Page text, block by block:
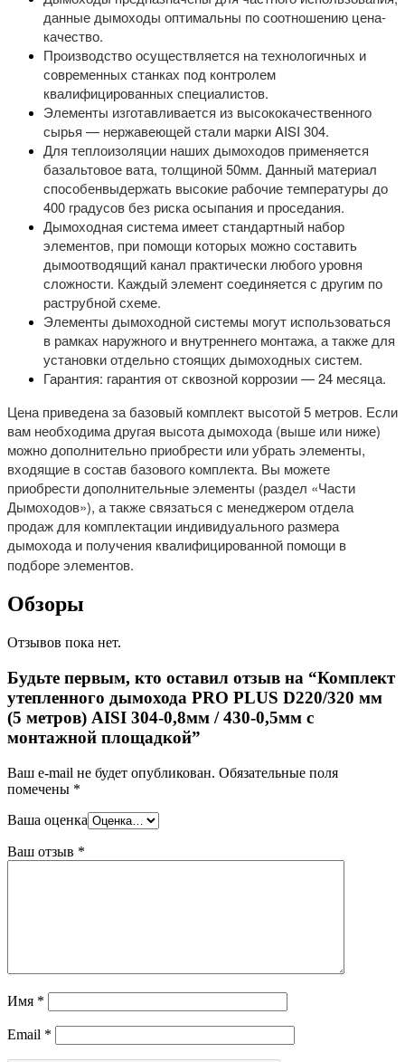
данные дымоходы оптимальны по соотношению цена-
качество.
Производство осуществляется на технологичных и
современных станках под контролем
квалифицированных специалистов.
Элементы изготавливается из высококачественного
сырья — нержавеющей стали марки AISI 304.
Для теплоизоляции наших дымоходов применяется
базальтовое вата, толщиной 50мм. Данный материал
способенвыдержать высокие рабочие температуры до
400 градусов без риска осыпания и проседания.
Дымоходная система имеет стандартный набор
элементов, при помощи которых можно составить
дымоотводящий канал практически любого уровня
сложности. Каждый элемент соединяется с другим по
раструбной схеме.
Элементы дымоходной системы могут использоваться
в рамках наружного и внутреннего монтажа, а также для
установки отдельно стоящих дымоходных систем.
Гарантия: гарантия от сквозной коррозии — 24 месяца.
Цена приведена за базовый комплект высотой 5 метров. Если
вам необходима другая высота дымохода (выше или ниже)
можно дополнительно приобрести или убрать элементы,
входящие в состав базового комплекта. Вы можете
приобрести дополнительные элементы (раздел «Части
Дымоходов»), а также связаться с менеджером отдела
продаж для комплектации индивидуального размера
дымохода и получения квалифицированной помощи в
подборе элементов.
Обзоры
Отзывов пока нет.
Будьте первым, кто оставил отзыв на “Комплект
утепленного дымохода PRO PLUS D220/320 мм
(5 метров) AISI 304-0,8мм / 430-0,5мм с
монтажной площадкой”
Ваш e-mail не будет опубликован. Обязательные поля
помечены *
Ваша оценка
Ваш отзыв *
Имя *
Email *